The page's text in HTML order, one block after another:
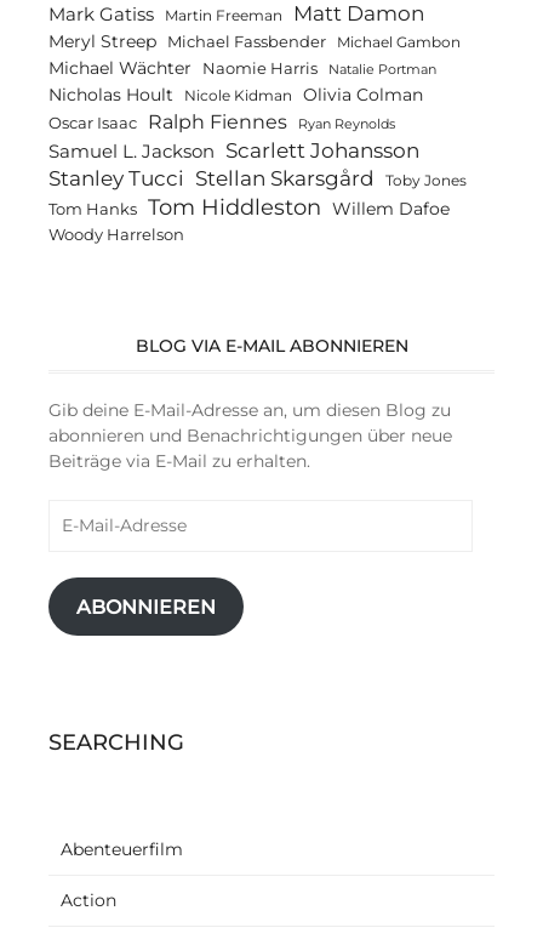
Mark Gatiss Martin Freeman Matt Damon
Meryl Streep Michael Fassbender Michael Gambon
Michael Wächter Naomie Harris Natalie Portman
Nicholas Hoult Nicole Kidman Olivia Colman
Oscar Isaac Ralph Fiennes Ryan Reynolds
Samuel L. Jackson Scarlett Johansson
Stanley Tucci Stellan Skarsgård Toby Jones
Tom Hanks Tom Hiddleston Willem Dafoe
Woody Harrelson
BLOG VIA E-MAIL ABONNIEREN
Gib deine E-Mail-Adresse an, um diesen Blog zu
abonnieren und Benachrichtigungen über neue
Beiträge via E-Mail zu erhalten.
Mail-
ABONNIEREN
SEARCHING
Abenteuerfilm
Action